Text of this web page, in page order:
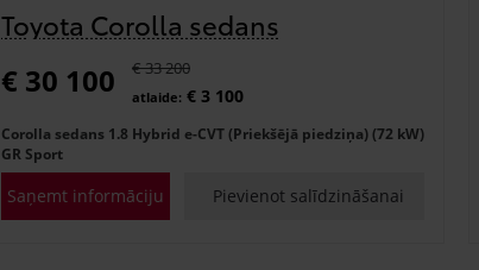
Toyota Corolla sedans
€ 30 100 € 33 200
atlaide: € 3 100
Corolla sedans 1.8 Hybrid e-CVT (Priekšējā piedziņa) (72 kW)
GR Sport
Saņemt informāciju Pievienot salīdzināšanai